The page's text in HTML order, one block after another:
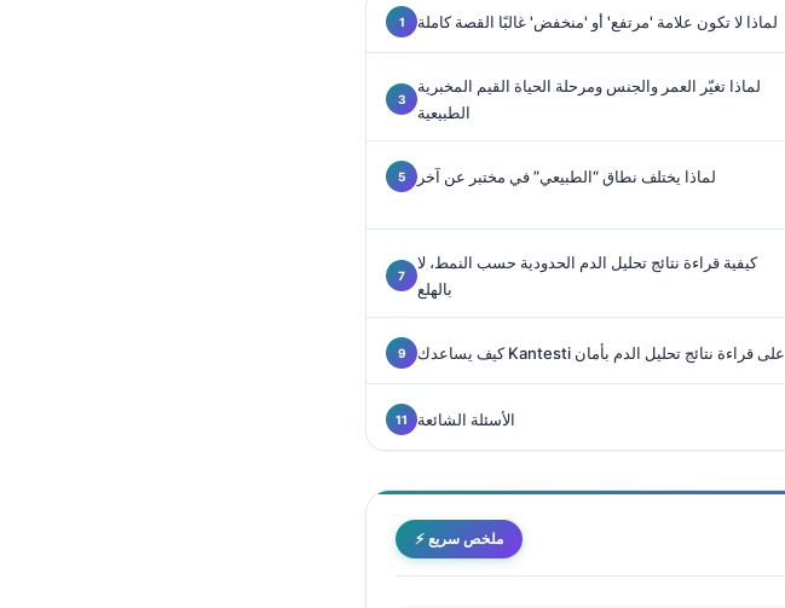
لماذا لا تكون علامة 'مرتفع' أو 'منخفض' غالبًا القصة كاملة
لماذا تغيّر العمر والجنس ومرحلة الحياة القيم المخبرية
الطبيعية
لماذا يختلف نطاق “الطبيعي” في مختبر عن آخر
كيفية قراءة نتائج تحليل الدم الحدودية حسب النمط، لا
بالهلع
كيف يساعدك Kantesti على قراءة نتائج تحليل الدم بأمان
الأسئلة الشائعة
⚡ ملخص سريع